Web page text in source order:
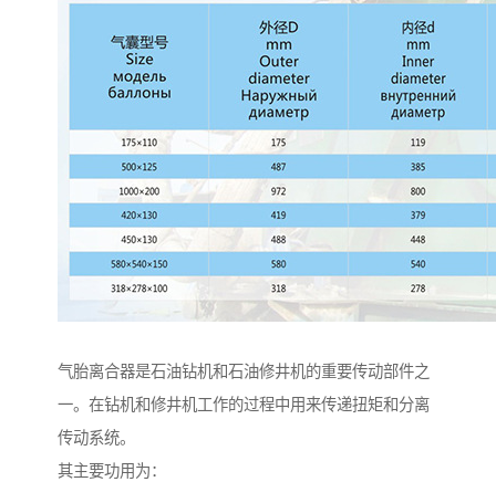
气胎离合器是石油钻机和石油修井机的重要传动部件之
一。在钻机和修井机工作的过程中用来传递扭矩和分离
传动系统。
其主要功用为：